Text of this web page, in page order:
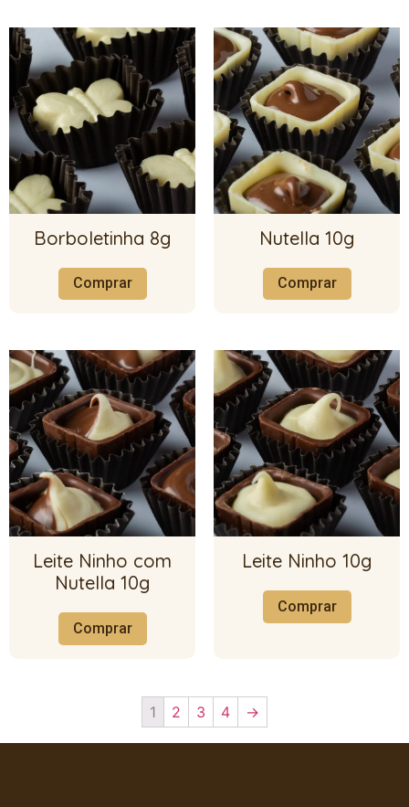
Borboletinha 8g
Comprar
Nutella 10g
Comprar
Leite Ninho com
Nutella 10g
Comprar
Leite Ninho 10g
Comprar
1 2 3 4 →